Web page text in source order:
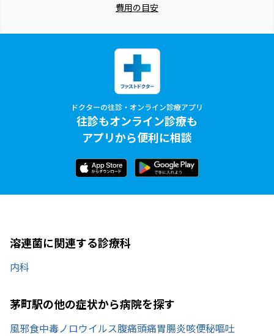
費用の目安
ドクターの往診・オンライン診療アプリ
往診もオンライン診療も
アプリから便利に相談
溶連菌に関連する診療科
内科
茅町駅の他の症状から病院を探す
風邪食中毒ノロウイルス腹痛頭痛胃腸炎咳便秘嘔吐